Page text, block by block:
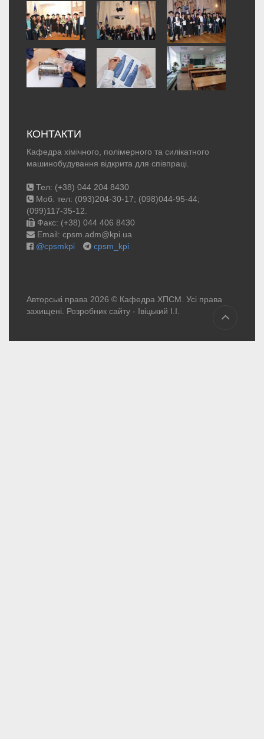
КОНТАКТИ
Кафедра хімічного, полімерного та силікатного
машинобудування відкрита для співпраці.
Тел: (+38) 044 204 8430
Моб. тел: (093)204-30-17; (098)044-95-44;
(099)117-35-12.
Факс: (+38) 044 406 8430
Email: cpsm.adm@kpi.ua
@cpsmkpi
cpsm_kpi
Авторські права 2026 © Кафедра ХПСМ. Усі права
захищені. Розробник сайту - Івіцький І.І.